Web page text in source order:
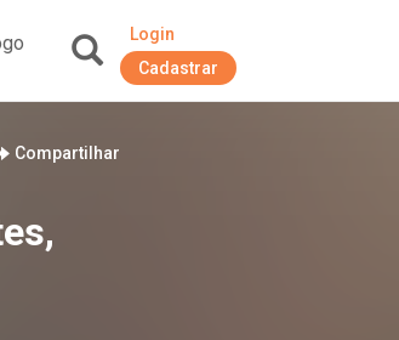
Login
Cadastrar
Compartilhar